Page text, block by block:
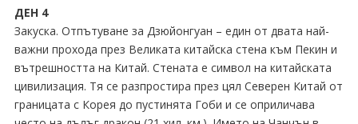
ДЕН 4
Закуска. Отпътуване за Дзюйонгуан – един от двата най-
важни прохода през Великата китайска стена към Пекин и
вътрешността на Китай. Стената е символ на китайската
цивилизация. Тя се разпростира през цял Северен Китай от
границата с Корея до пустинята Гоби и се оприличава